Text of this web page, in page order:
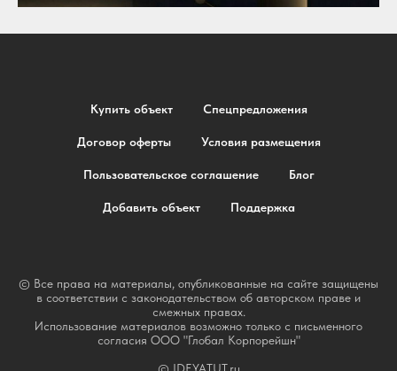
Купить объект Спецпредложения
Договор оферты Условия размещения
Пользовательское соглашение Блог
Добавить объект Поддержка
© Все права на материалы, опубликованные на сайте защищены
в соответствии с законодательством об авторском праве и
смежных правах.
Использование материалов возможно только с письменного
согласия ООО "Глобал Корпорейшн"